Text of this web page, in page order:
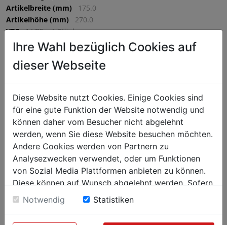
Artikelbreite (mm)
175.0
Artikelhöhe (mm)
270.0
VPE
1 VPE = 1 Stück
€ 209,25
Lieferzeit: 5-7 Werktage
^
IN DEN WARENKORB
Auf den Punkt gegarte Steaks, saftiger Braten, zarte
Hähnchenkeulen mit knuspriger Haut - Die
Speisenzubereitung im Kombidämpfer ist mit einem
magnetische Halterung lässt sich ganz simpel und beliebig an
den Dämpfern befestigen.
Ihre Wahl bezüglich Cookies auf
dieser Webseite
Diese Website nutzt Cookies. Einige Cookies sind
für eine gute Funktion der Website notwendig und
können daher vom Besucher nicht abgelehnt
werden, wenn Sie diese Website besuchen möchten.
Andere Cookies werden von Partnern zu
Analysezwecken verwendet, oder um Funktionen
von Sozial Media Plattformen anbieten zu können.
Diese können auf Wunsch abgelehnt werden. Sofern
sie unsere Webseite weiter nutzen, geben Sie
Einwilligung zu unseren Cookies.
Notwendig Statistiken